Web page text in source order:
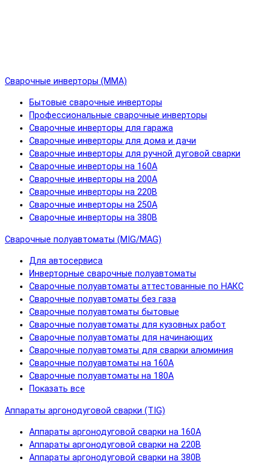
Сварочные инверторы (MMA)
Бытовые сварочные инверторы
Профессиональные сварочные инверторы
Сварочные инверторы для гаража
Сварочные инверторы для дома и дачи
Сварочные инверторы для ручной дуговой сварки
Сварочные инверторы на 160А
Сварочные инверторы на 200А
Сварочные инверторы на 220В
Сварочные инверторы на 250А
Сварочные инверторы на 380В
Сварочные полуавтоматы (MIG/MAG)
Для автосервиса
Инверторные сварочные полуавтоматы
Сварочные полуавтоматы аттестованные по НАКС
Сварочные полуавтоматы без газа
Сварочные полуавтоматы бытовые
Сварочные полуавтоматы для кузовных работ
Сварочные полуавтоматы для начинающих
Сварочные полуавтоматы для сварки алюминия
Сварочные полуавтоматы на 160А
Сварочные полуавтоматы на 180А
Показать все
Аппараты аргонодуговой сварки (TIG)
Аппараты аргонодуговой сварки на 160А
Аппараты аргонодуговой сварки на 220В
Аппараты аргонодуговой сварки на 380В